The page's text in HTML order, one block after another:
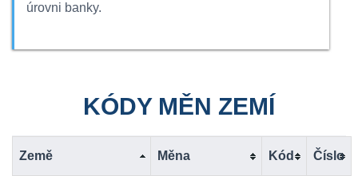
úrovni banky.
KÓDY MĚN ZEMÍ
Země Měna Kód Číslo